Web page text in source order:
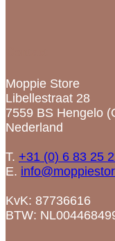
Moppie Store
Libellestraat 28
7559 BS Hengelo
Nederland
T. +31 (0) 6 83 25
E.
KvK: 87736616
BTW: